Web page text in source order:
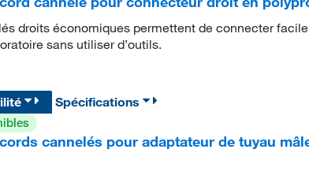
droits économiques permettent de connecter
sans utiliser d’outils.
Spécifications
cannelés pour adaptateur de tuyau